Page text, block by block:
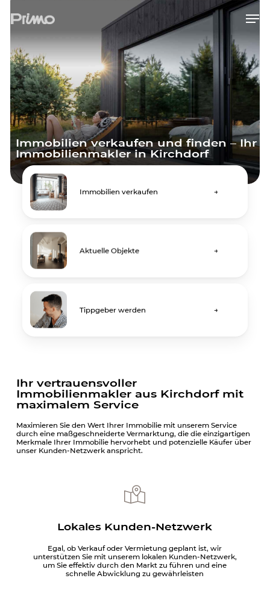
Skip
main
Immobilien verkaufen und finden – Ihr
Immobilienmakler in Kirchdorf
Immobilien verkaufen →
Aktuelle Objekte →
Tippgeber werden →
Ihr vertrauensvoller
Immobilienmakler aus Kirchdorf mit
maximalem Service
Maximieren Sie den Wert Ihrer Immobilie mit unserem Service
durch eine maßgeschneiderte Vermarktung, die die einzigartigen
Merkmale Ihrer Immobilie hervorhebt und potenzielle Käufer über
unser Kunden-Netzwerk anspricht.
Lokales Kunden-Netzwerk
Egal, ob Verkauf oder Vermietung geplant ist, wir
unterstützen Sie mit unserem lokalen Kunden-Netzwerk,
um Sie effektiv durch den Markt zu führen und eine
schnelle Abwicklung zu gewährleisten